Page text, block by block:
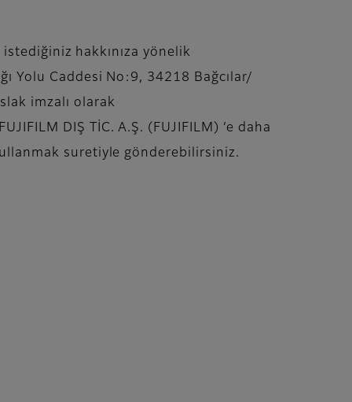
hakkınıza yönelik
Yolu Caddesi No:9, 34218 Bağcılar/
imzalı olarak
DIŞ TİC. A.Ş. (FUJIFILM) ’e daha
suretiyle gönderebilirsiniz.